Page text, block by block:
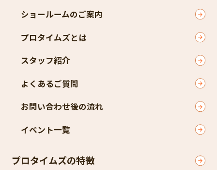
ショールームのご案内
プロタイムズとは
スタッフ紹介
よくあるご質問
お問い合わせ後の流れ
イベント一覧
プロタイムズの特徴